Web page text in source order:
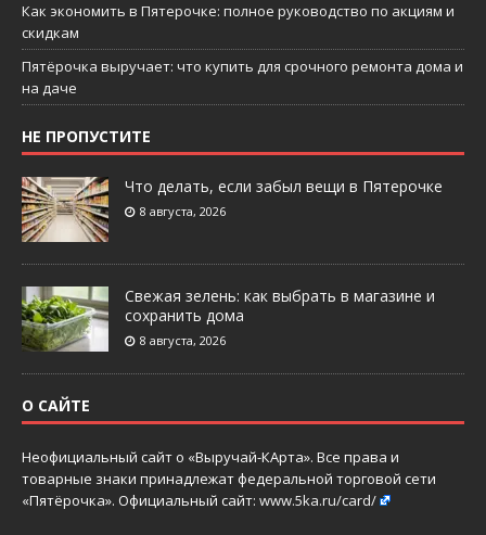
Как экономить в Пятерочке: полное руководство по акциям и
скидкам
Пятёрочка выручает: что купить для срочного ремонта дома и
на даче
НЕ ПРОПУСТИТЕ
Что делать, если забыл вещи в Пятерочке
8 августа, 2026
Свежая зелень: как выбрать в магазине и
сохранить дома
8 августа, 2026
О САЙТЕ
Неофициальный сайт о «Выручай-КАрта». Все права и
товарные знаки принадлежат федеральной торговой сети
«Пятёрочка». Официальный сайт: www.5ka.ru/card/